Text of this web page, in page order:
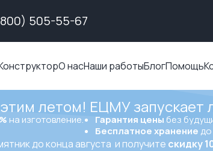
505-55-67
О насНаши работыБлогПомощь
летом! ЕЦМУ
на изготовление. Гарантия цены без
Бесплатное хранение
до конца августа и получите скидку